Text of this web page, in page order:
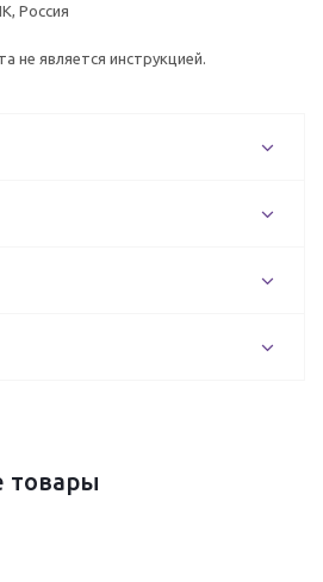
Россия
не является инструкцией.
товары